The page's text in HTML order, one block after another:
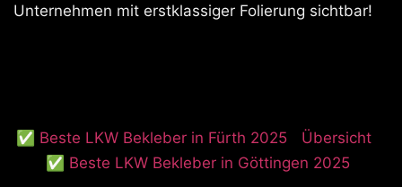
Unternehmen mit erstklassiger Folierung sichtbar!
✅ Beste LKW Bekleber in Fürth 2025
Übersicht
✅ Beste LKW Bekleber in Göttingen 2025